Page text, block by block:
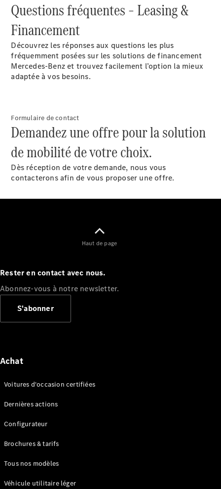
Configurateur
Mercedes-
Benz Store
Coupé
Tous les
Coupés
CLE Coupé
Mercedes-
AMG GT
Coupé
Nouveau
Électrique
Cabriolet
Cabriolets
CLE
Mercedes-
Roadster
Mercedes-
Maybach SL
Monogram
Questions fréquentes – Leasing &
Financement
Découvrez les réponses aux questions les plus
fréquemment posées sur les solutions de financement
Mercedes‑Benz et trouvez facilement l’option la mieux
adaptée à vos besoins.
Formulaire de contact
Demandez une offre pour la solution
de mobilité de votre choix.
Dès réception de votre demande, nous vous
contacterons afin de vous proposer une offre.
Haut de page
Rester en contact avec nous.
Abonnez-vous à notre newsletter.
S'abonner
Achat
Voitures d'occasion certifiées
Dernières actions
Configurateur
Brochures & tarifs
Tous nos modèles
Véhicule utilitaire léger